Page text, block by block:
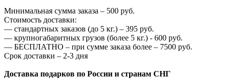
Минимальная сумма заказа – 500 руб.
Стоимость доставки:
— стандартных заказов (до 5 кг.) – 395 руб.
— крупногабаритных грузов (более 5 кг.) - 600 руб.
— БЕСПЛАТНО – при сумме заказа более – 7500 руб.
Срок доставки – 2-3 дня
Доставка подарков по России и странам СНГ